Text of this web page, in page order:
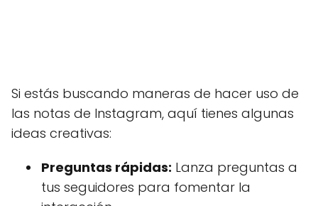
Si estás buscando maneras de hacer uso de
las notas de Instagram, aquí tienes algunas
ideas creativas:
Preguntas rápidas: Lanza preguntas a
tus seguidores para fomentar la